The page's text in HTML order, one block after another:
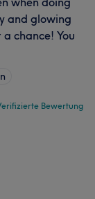
and glowing
chance! You
Bewertung